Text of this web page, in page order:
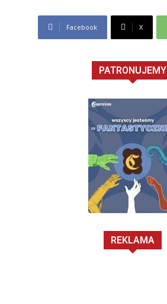
Facebook X
PATRONUJEMY
REKLAMA